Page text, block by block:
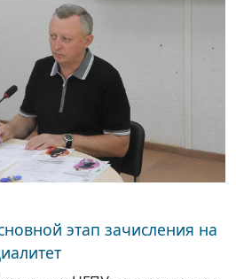
этап зачисления на